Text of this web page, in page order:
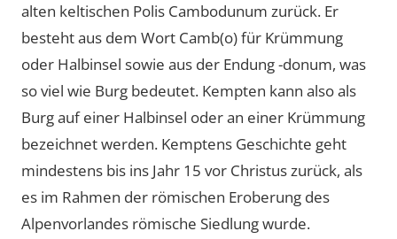
alten keltischen Polis Cambodunum zurück. Er
besteht aus dem Wort Camb(o) für Krümmung
oder Halbinsel sowie aus der Endung -donum, was
so viel wie Burg bedeutet. Kempten kann also als
Burg auf einer Halbinsel oder an einer Krümmung
bezeichnet werden. Kemptens Geschichte geht
mindestens bis ins Jahr 15 vor Christus zurück, als
es im Rahmen der römischen Eroberung des
Alpenvorlandes römische Siedlung wurde.